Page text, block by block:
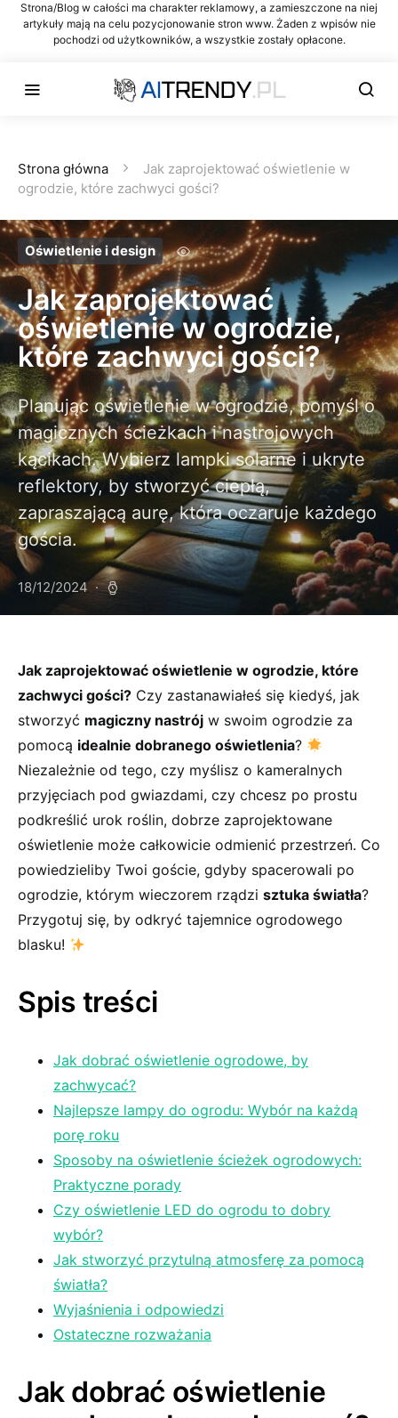
Strona/Blog w całości ma charakter reklamowy, a zamieszczone na niej
artykuły mają na celu pozycjonowanie stron www. Żaden z wpisów nie
pochodzi od użytkowników, a wszystkie zostały opłacone.
Strona główna
Jak zaprojektować oświetlenie w
ogrodzie, które zachwyci gości?
Oświetlenie i design
Jak zaprojektować
oświetlenie w ogrodzie,
które zachwyci gości?
Planując oświetlenie w ogrodzie, pomyśl o
magicznych ścieżkach i nastrojowych
kącikach. Wybierz lampki solarne i ukryte
reflektory, by stworzyć ciepłą,
zapraszającą aurę, która oczaruje każdego
gościa.
18/12/2024
Jak zaprojektować oświetlenie w ⁣ogrodzie, które
zachwyci ​gości? Czy zastanawiałeś się ​kiedyś, jak
stworzyć magiczny nastrój w swoim ogrodzie za
pomocą idealnie dobranego oświetlenia? ‍
Niezależnie od tego, czy myślisz o⁤ kameralnych
przyjęciach pod gwiazdami, czy‍ chcesz po prostu ​
podkreślić urok roślin,‌ dobrze zaprojektowane
oświetlenie może‍ całkowicie odmienić przestrzeń. Co
powiedzieliby Twoi goście, gdyby spacerowali po
ogrodzie, którym ⁣wieczorem rządzi sztuka ‍światła?
Przygotuj się, by odkryć tajemnice ogrodowego ​
blasku!
Spis⁤ treści
Jak ​dobrać oświetlenie ogrodowe, by
zachwycać?
Najlepsze ⁤lampy do ogrodu: ‌Wybór ⁢na każdą
porę ⁢roku
Sposoby na oświetlenie ⁣ścieżek ⁢ogrodowych:
⁣Praktyczne porady
Czy​ oświetlenie LED do ogrodu to⁢ dobry
wybór?
Jak stworzyć przytulną atmosferę za pomocą
‍światła?
Wyjaśnienia i odpowiedzi
Ostateczne rozważania
Jak‍ dobrać oświetlenie